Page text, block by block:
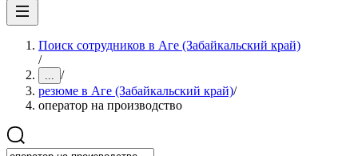
Поиск сотрудников в Аге (Забайкальский край)
/
... /
резюме в Аге (Забайкальский край)/
оператор на производство